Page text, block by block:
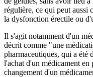
régulière, ce qui peut aussi
la dysfonction érectile ou
Il s'agit notamment d'un
décrit comme "une
pharmaceutiques, qui a été
l'achat d'un médicament en
changement d'un